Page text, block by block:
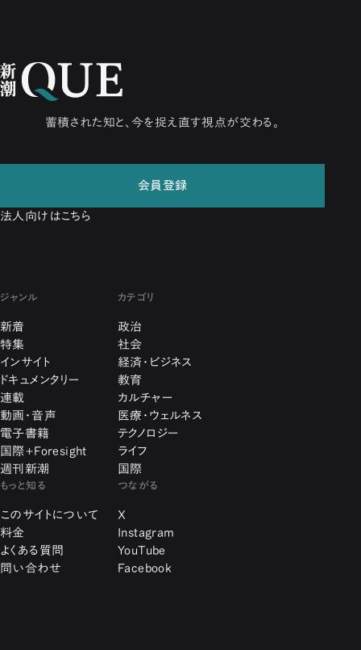
蓄積された知と、今を捉え直す視点が交わる。
会員登録
法人向けはこちら
ジャンル
新着
特集
インサイト
ドキュメンタリー
連載
動画・音声
電子書籍
国際+Foresight
週刊新潮
カテゴリ
政治
社会
経済・ビジネス
教育
カルチャー
医療・ウェルネス
テクノロジー
ライフ
国際
もっと知る
このサイトについて
料金
よくある質問
問い合わせ
つながる
X
Instagram
YouTube
Facebook